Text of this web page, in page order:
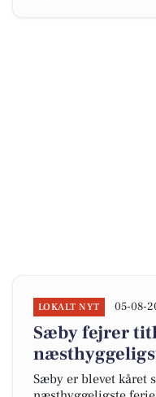
LOKALT NYT 05-08-
Sæby fejrer
Sæby er blevet kåret